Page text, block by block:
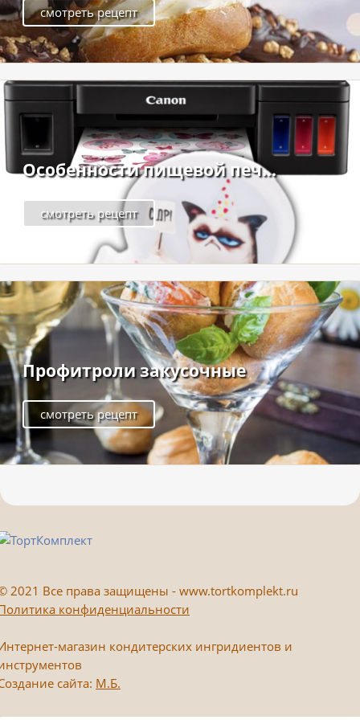
смотреть рецепт
Особенности пищевой печ...
смотреть рецепт
Профитроли закусочные
смотреть рецепт
2021 Все права защищены - www.tortkomplekt.ru
конфиденциальности
магазин кондитерских ингридиентов и
сайта: М.Б.